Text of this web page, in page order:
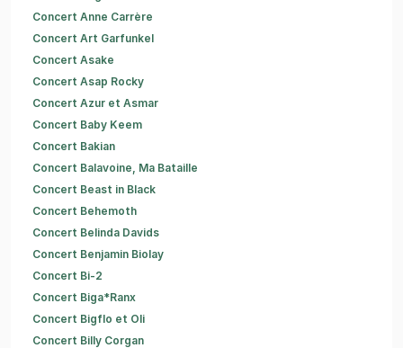
Concert Anne Carrère
Concert Art Garfunkel
Concert Asake
Concert Asap Rocky
Concert Azur et Asmar
Concert Baby Keem
Concert Bakian
Concert Balavoine, Ma Bataille
Concert Beast in Black
Concert Behemoth
Concert Belinda Davids
Concert Benjamin Biolay
Concert Bi-2
Concert Biga*Ranx
Concert Bigflo et Oli
Concert Billy Corgan